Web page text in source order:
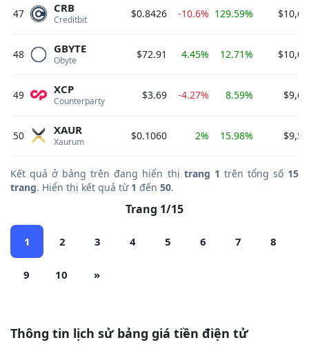
47 Creditbit
CRB $0.8426 -10.6% 129.59%
48 Obyte
GBYTE $72.91 4.45% 12.71%
49 Counterparty
XCP $3.69 -4.27% 8.59%
50 Xaurum
XAUR $0.1060 2% 15.98%
Kết quả ở bảng trên đang hiển thị trang 1 trên tổng số 15
trang. Hiển thị kết quả từ 1 đến 50.
Trang 1/15
1 2 3 4 5 6 7 8
9 10 »
Thông tin lịch sử bảng giá tiền điện tử